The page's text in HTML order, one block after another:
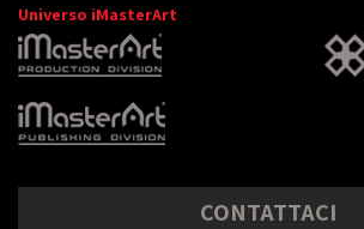
Universo iMasterArt
CONTATTACI